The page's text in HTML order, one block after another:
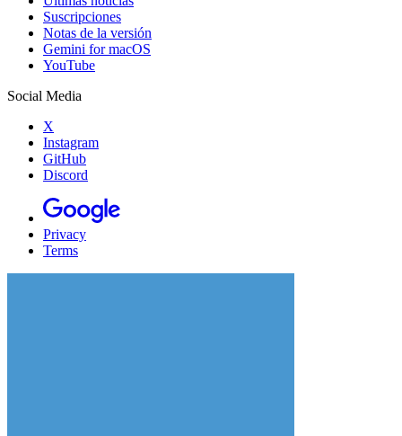
Suscripciones
Notas de la versión
Gemini for macOS
YouTube
Social Media
X
Instagram
GitHub
Discord
Privacy
Terms